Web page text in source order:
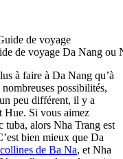
de voyage Da Nang ou
à faire à Da Nang qu’à
possibilités,
peu différent, il y a
Hue. Si vous aimez
tuba, alors Nha Trang est
bien mieux que Da
collines de Ba Na, et Nha